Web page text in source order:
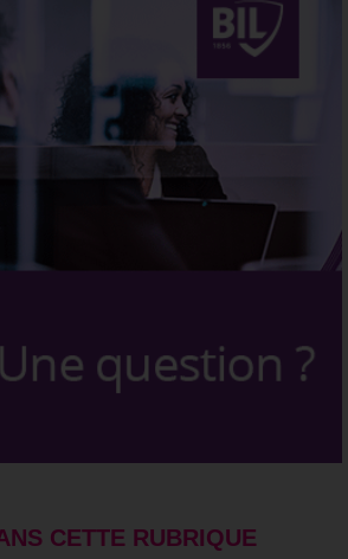
CETTE RUBRIQUE